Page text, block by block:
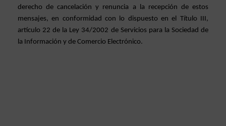
derecho de cancelación y renuncia a la recepción de estos
mensajes, en conformidad con lo dispuesto en el Título III,
artículo 22 de la Ley 34/2002 de Servicios para la Sociedad de
la Información y de Comercio Electrónico.